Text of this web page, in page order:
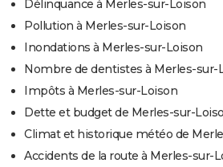
Délinquance à Merles-sur-Loison
Pollution à Merles-sur-Loison
Inondations à Merles-sur-Loison
Nombre de dentistes à Merles-sur-
Impôts à Merles-sur-Loison
Dette et budget de Merles-sur-
Climat et historique météo de
Accidents de la route à Merles-sur-